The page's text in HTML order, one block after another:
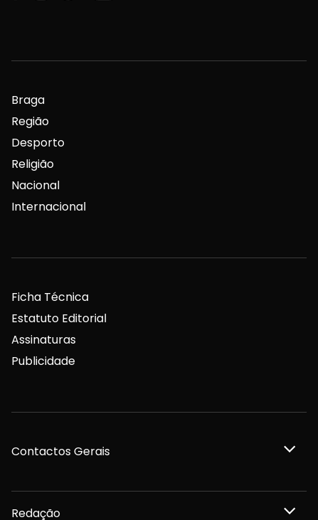
Braga
Região
Desporto
Religião
Nacional
Internacional
Ficha Técnica
Estatuto Editorial
Assinaturas
Publicidade
Contactos Gerais
Redação